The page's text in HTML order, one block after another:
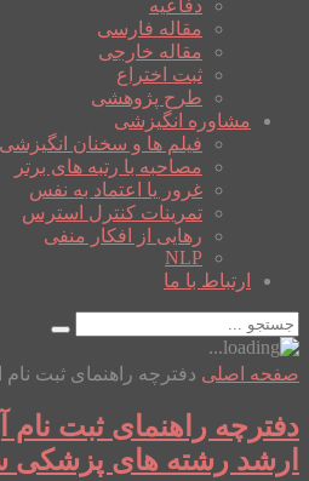
دفاعیه
مقاله فارسی
مقاله خارجی
ثبت اختراع
طرح پژوهشی
مشاوره انگیزشی
فیلم ها و سخنان انگیزشی
مصاحبه با رتبه های برتر
غرور یا اعتماد به نفس
تمرینات کنترل استرس
رهایی از افکار منفی
NLP
ارتباط با ما
صفحه اصلی دفترچه راهنمای ثبت
دفترچه راهنمای ثبت
ارشد رشته های پزشکی